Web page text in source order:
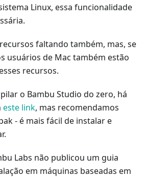
Linux, essa funcionalidade
faltando também, mas, se
usuários de Mac também estão
recursos.
o Bambu Studio do zero, há
este link, mas recomendamos
- é mais fácil de instalar e
Labs não publicou um guia
em máquinas baseadas em